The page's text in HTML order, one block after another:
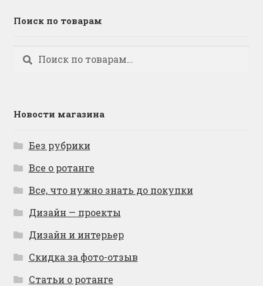
Поиск по товарам
Искать:
Поиск
Новости магазина
Без рубрики
Все о ротанге
Все, что нужно знать до покупки
Дизайн — проекты
Дизайн и интерьер
Скидка за фото-отзыв
Статьи о ротанге